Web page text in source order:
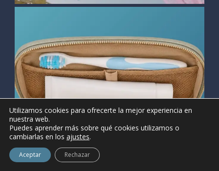
Utilizamos cookies para ofrecerte la mejor experiencia en
nuestra web.
Puedes aprender más sobre qué cookies utilizamos o
cambiarlas en los ajustes.
Aceptar Rechazar